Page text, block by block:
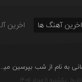
اخرین آهنگ ها اخرین
دانلود آهنگ یوسف زمانی به
تاریخ : یکشنبه ۱۱ مرداد ۱۴۰۵